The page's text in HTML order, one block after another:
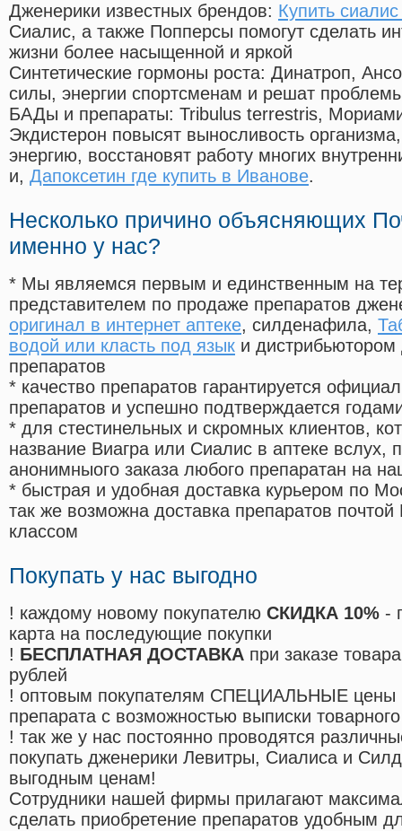
Дженерики известных брендов: Купить
Сиалис, а также Попперсы помогут сделать
жизни более насыщенной и яркой
Синтетические гормоны роста: Динатроп,
силы, энергии спортсменам и решат
БАДы и препараты: Tribulus terrestris,
Экдистерон повысят выносливость
энергию, восстановят работу многих
и, Дапоксетин где купить в Иванове.
Несколько причино объясняющих
именно у нас?
* Мы являемся первым и единственным на
представителем по продаже препаратов
оригинал в интернет аптеке, силденафила,
водой или класть под язык и дистрибьютором
препаратов
* качество препаратов гарантируется
препаратов и успешно подтверждается
* для стестинельных и скромных клиентов,
название Виагра или Сиалис в аптеке вслух,
анонимныого заказа любого препаратан на
* быстрая и удобная доставка курьером по
так же возможна доставка препаратов
классом
Покупать у нас выгодно
! каждому новому покупателю СКИДКА 10% -
карта на последующие покупки
! БЕСПЛАТНАЯ ДОСТАВКА при заказе
рублей
! оптовым покупателям СПЕЦИАЛЬНЫЕ цены
препарата с возможностью выписки
! так же у нас постоянно проводятся
покупать дженерики Левитры, Сиалиса и
выгодным ценам!
Cотрудники нашей фирмы прилагают
сделать приобретение препаратов удобным